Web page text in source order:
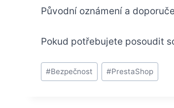
Původní oznámení a
Pokud potřebujete posoudit
Štítky
příspěvků:
#Bezpečnost #PrestaShop